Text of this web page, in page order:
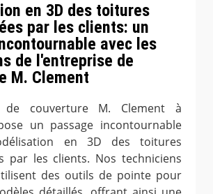
en 3D des toitures
par les clients: un
avec les
de l'entreprise de
M. Clement
de couverture M. Clement à
un passage incontournable
en 3D des toitures
par les clients. Nos techniciens
des outils de pointe pour